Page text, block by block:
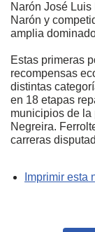
Narón José
Narón y
amplia
Estas primeras
recompensas
distintas
en 18 etapas
municipios de
Negreira.
carreras
Imprimir esta